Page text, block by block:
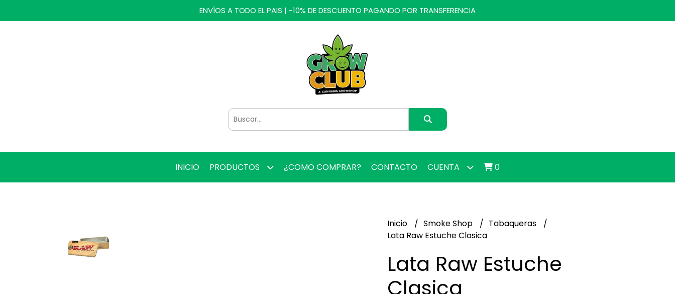
ENVÍOS A TODO EL PAIS | -10% DE DESCUENTO PAGANDO POR TRANSFERENCIA
INICIO PRODUCTOS ¿COMO COMPRAR? CONTACTO CUENTA 0
Inicio Smoke Shop
Tabaqueras
Lata Raw Estuche Clasica
Lata Raw Estuche
Clasica